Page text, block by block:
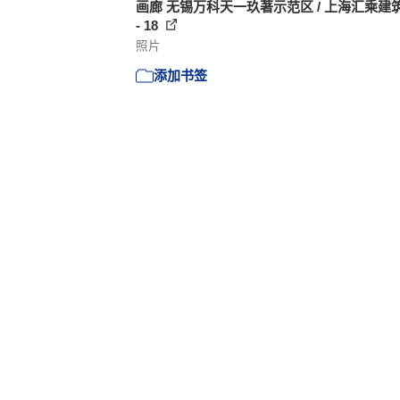
画廊 无锡万科天一玖著示范区 / 上海汇乘建
- 18
照片
添加书签